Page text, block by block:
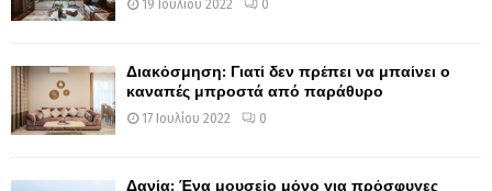
19 Ιουλίου 2022 0
Διακόσμηση: Γιατί δεν πρέπει να μπαίνει ο
καναπές μπροστά από παράθυρο
17 Ιουλίου 2022 0
Δανία: Ένα μουσείο μόνο για πρόσφυγες